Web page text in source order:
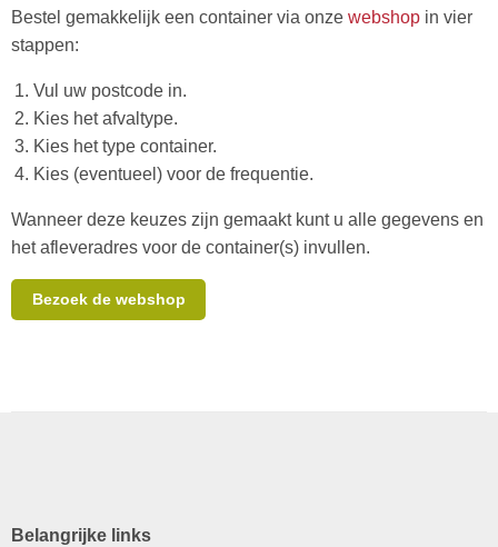
Bestel gemakkelijk een container via onze webshop in vier
stappen:
Vul uw postcode in.
Kies het afvaltype.
Kies het type container.
Kies (eventueel) voor de frequentie.
Wanneer deze keuzes zijn gemaakt kunt u alle gegevens en
het afleveradres voor de container(s) invullen.
Bezoek de webshop
Belangrijke links